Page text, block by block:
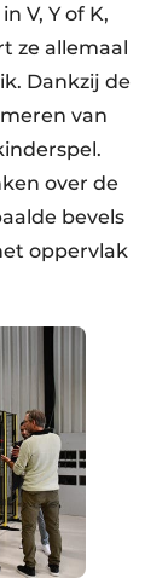
V, Y of K,
ze allemaal
Dankzij de
van
over de
bevels
oppervlak